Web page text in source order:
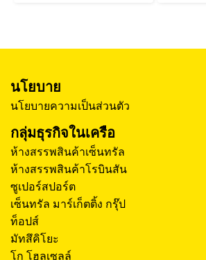
นโยบาย
นโยบายความเป็นส่วนตัว
กลุ่มธุรกิจในเครือ
ห้างสรรพสินค้าเซ็นทรัล
ห้างสรรพสินค้าโรบินสัน
ซูเปอร์สปอร์ต
เซ็นทรัล มาร์เก็ตติ้ง กรุ๊ป
ท็อปส์
มัทสึคิโยะ
โก โฮลเซลล์